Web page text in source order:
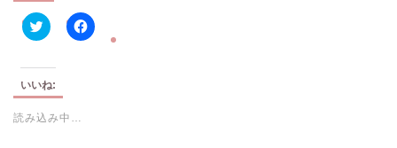
ク
し
て
w
F
k
いいね:
読み込み中…